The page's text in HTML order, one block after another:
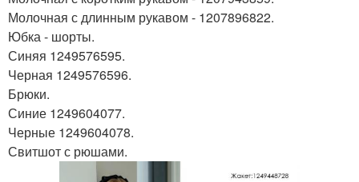
Молочная с длинным рукавом - 1207896822.
Юбка - шорты.
Синяя 1249576595.
Черная 1249576596.
Брюки.
Синие 1249604077.
Черные 1249604078.
Свитшот с рюшами.